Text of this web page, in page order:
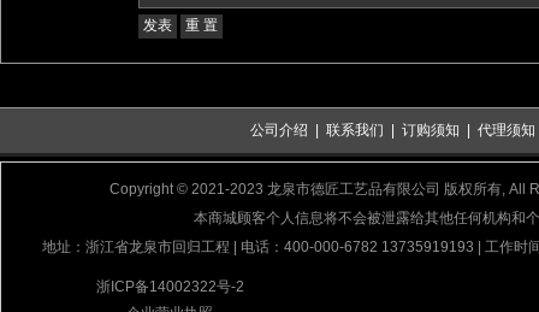
公司介绍 联系我们 订购须知 代理须知
Copyright © 2021-2023 龙泉市德匠工艺品有限公司 版权所有, All
本商城顾客个人信息将不会被泄露给其他任何机构和
地址：浙江省龙泉市回归工程 | 电话：400-000-6782 13735919193 | 工作时
浙ICP备14002322号-2